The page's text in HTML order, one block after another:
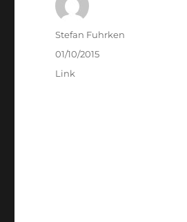
Author
Stefan Fuhrken
Posted
on
01/10/2015
Categories
Link